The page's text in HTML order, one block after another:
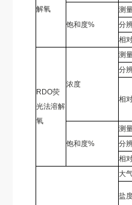
解氧
饱和度%
测
分
相
RDO荧
光法溶解
氧
浓度
测
分
相
饱和度%
测
分
相
大
盐